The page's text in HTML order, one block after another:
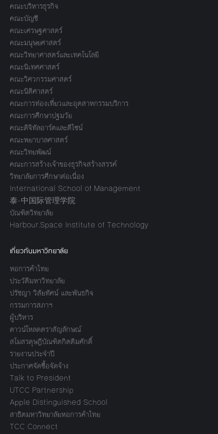
คณะบริหารธุรกิจ
คณะบัญชี
คณะเศรษฐศาสตร์
คณะมนุษยศาสตร์
คณะวิทยาศาสตร์และเทคโนโลยี
คณะนิเทศศาสตร์
คณะวิศวกรรมศาสตร์
คณะนิติศาสตร์
คณะการท่องเที่ยวและอุตสาหกรรมบริการ
คณะการศึกษาปฐมวัย
คณะดิจิทัลอาร์ตและดีไซน์
คณะพยาบาลศาสตร์
คณะวิทยพัฒน์
คณะการสร้างเจ้าของธุรกิจสร้างสรรค์
วิทยาลัยการศึกษาต่อเนื่อง
International School of Management
泰-中国际管理学院
บัณฑิตวิทยาลัย
Harbour.Space Institute of Technology
เกี่ยวกับมหาวิทยาลัย
หอการค้าไทย
ประวัติมหาวิทยาลัย
ปรัชญา วิสัยทัศน์ และพันธกิจ
กรรมการสภาฯ
ผู้บริหาร
ดาวน์โหลดตราสัญลักษณ์
สโมสรดุษฎีบัณฑิตกิตติมศักดิ์
รายงานประจำปี
ประกาศจัดซื้อจัดจ้าง
Talk to President
UTCC Partnership
Apple Distinguished School
สาธิตมหาวิทยาลัยหอการค้าไทย
TCC Connect